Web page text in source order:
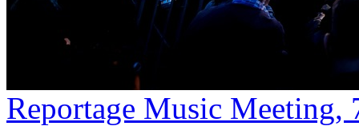
Reportage Music